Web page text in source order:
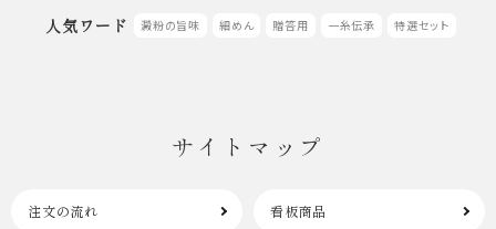
人気ワード 澱粉の旨味 細めん 贈答用 一糸伝承 特選セット
サイトマップ
注文の流れ 看板商品